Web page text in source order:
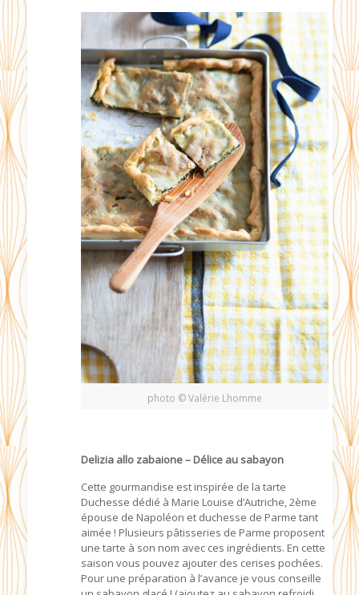
photo © Valérie Lhomme
Delizia allo zabaione – Délice au sabayon
Cette gourmandise est inspirée de la tarte
Duchesse dédié à Marie Louise d’Autriche, 2ème
épouse de Napoléon et duchesse de Parme tant
aimée ! Plusieurs pâtisseries de Parme proposent
une tarte à son nom avec ces ingrédients. En cette
saison vous pouvez ajouter des cerises pochées.
Pour une préparation à l’avance je vous conseille